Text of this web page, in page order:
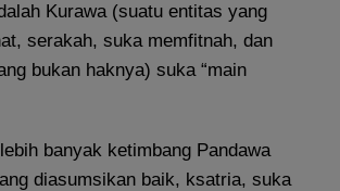
Kurawa (suatu entitas yang
serakah, suka memfitnah, dan
bukan haknya) suka “main
banyak ketimbang Pandawa
diasumsikan baik, ksatria, suka